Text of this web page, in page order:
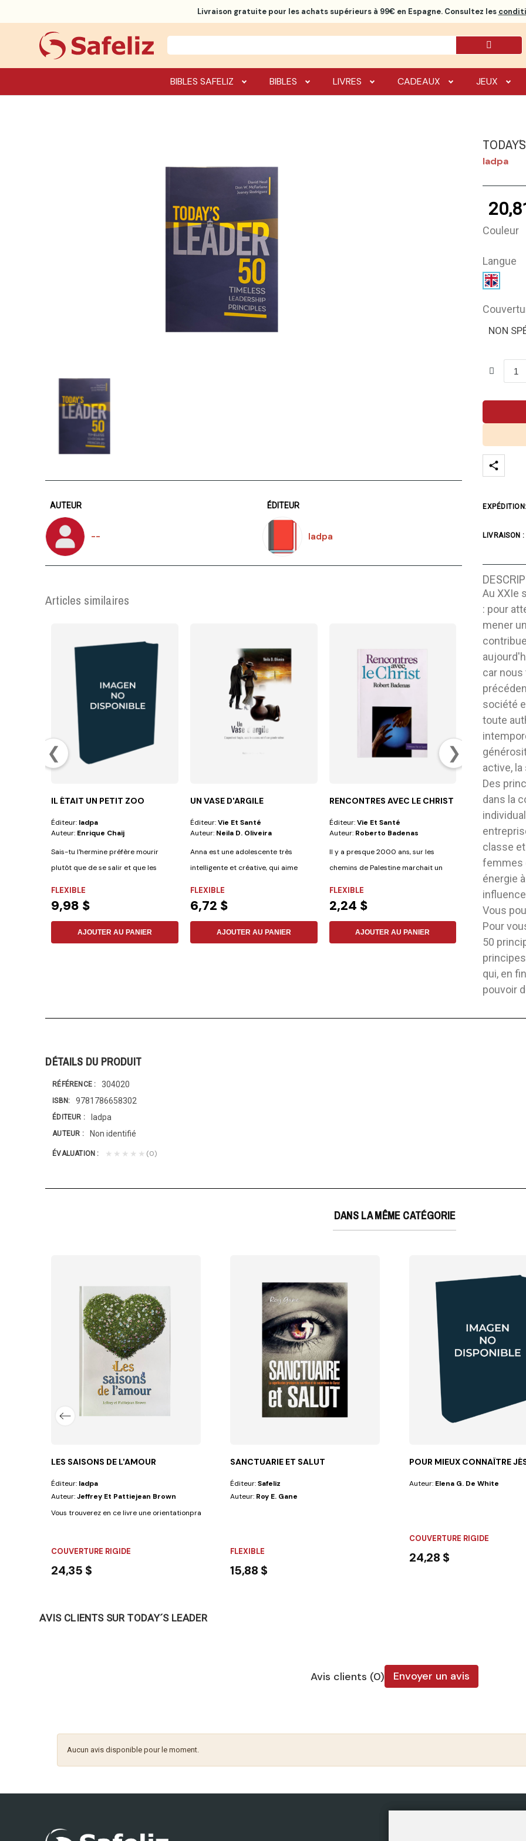
Livraison gratuitepour les achats supérieurs à 99€ en Espagne. Consultez les
BIBLES SAFELIZ BIBLES LIVRES CADEAUX JEUX
AUTEUR
--
ÉDITEUR
Iadpa
Articles similaires
❮ ❯
IL ÉTAIT UN PETIT ZOO
Éditeur: Iadpa
Auteur: Enrique Chaij
Sais-tu l'hermine préfère mourir
plutôt que de se salir et que les
FLEXIBLE
9,98 $
AJOUTER AU PANIER
UN VASE D'ARGILE
Éditeur:Vie Et Santé
Auteur: Neila D. Oliveira
Anna est une adolescente très
intelligente et créative, qui aime
FLEXIBLE
6,72 $
AJOUTER AU PANIER
RENCONTRES AVEC LE CHRIST
Éditeur:Vie Et Santé
Auteur: Roberto Badenas
Il y a presque 2000 ans, sur les
chemins de Palestine marchait un
FLEXIBLE
2,24 $
AJOUTER AU PANIER
LES
Auteur:Jeffrey
Vous trouverez
conseils...
COUVERTURE
24,35 $
Iadpa
Couleur
Langue
NON
EXPÉDITION:
LIVRAISON :
Au XXIe
: pour
mener
car
société
toute
active,
Des
dans la
classe
femmes
énergie
Vous
Pour
50
qui, en
pouvoir
DÉTAILS DU PRODUIT
RÉFÉRENCE 304020
ISBN 9781786658302
ÉDITEUR Iadpa
AUTEUR Non identifié
ÉVALUATION ★★★★★ (0)
DANS LA MÊME CATÉGORIE
LES SAISONS DE L'AMOUR
Éditeur: Iadpa
Auteur:Jeffrey Et Pattiejean Brown
Vous trouverez en ce livre une orientationpratique, basée sur des conseils...
COUVERTURE RIGIDE
24,35 $
SANCTUARIE ET SALUT
Éditeur:Safeliz
Auteur: Roy E. Gane
FLEXIBLE
15,88 $
POUR MIEUX CONNAÎTRE
Auteur: Elena G. De White
COUVERTURE RIGIDE
24,28 $
AVIS CLIENTS SUR TODAY´S LEADER
Avis clients (0) Envoyer un avis
Aucun avis disponible pour le moment.